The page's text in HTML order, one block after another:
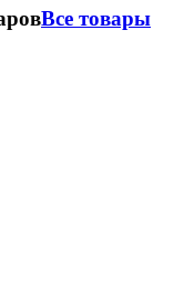
Все товары